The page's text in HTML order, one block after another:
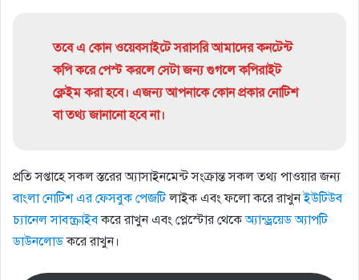
তবে এ কোন ওয়েবসাইটে সরাসরি আমাদের কনটেন্ট
কপি করে পেস্ট করলে সেটা জন্য গুগলে কপিরাইট
ক্লেইম করা হবে। এজন্য আপনাকে কোন প্রকার নোটিশ
বা তথ্য জানানো হবে না।
প্রতি সপ্তাহে সকল স্তরের অ্যাসাইনমেন্ট সংক্রান্ত সকল তথ্য পাওয়ার জন্য
বাংলা নোটিশ এর ফেসবুক পেজটিলাইক এবং ফলো করে রাখুনইউটিউব
চ্যানেল সাবস্ক্রাইবকরে রাখুন এবং প্লেস্টোর থেকেঅ্যান্ড্রয়েড অ্যাপটি
ডাউনলোডকরে রাখুন।